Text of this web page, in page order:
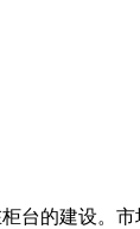
台的建设。